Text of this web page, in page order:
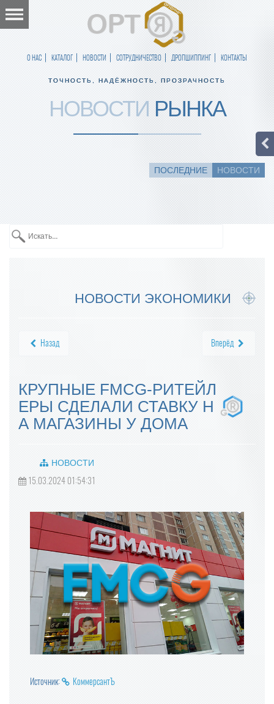
О НАС КАТАЛОГ НОВОСТИ СОТРУДНИЧЕСТВО ДРОПШИППИНГ КОНТАКТЫ
ТОЧНОСТЬ, НАДЁЖНОСТЬ, ПРОЗРАЧНОСТЬ
НОВОСТИ РЫНКА
ПОСЛЕДНИЕ НОВОСТИ
НОВОСТИ ЭКОНОМИКИ
Назад Вперёд
КРУПНЫЕ FMCG-РИТЕЙЛ
ЕРЫ СДЕЛАЛИ СТАВКУ Н
А МАГАЗИНЫ У ДОМА
НОВОСТИ
15.03.2024 01:54:31
Источник: КоммерсантЪ